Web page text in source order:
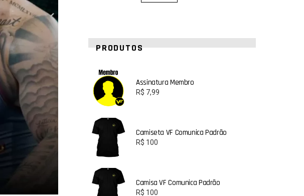
PRODUTOS
Assinatura Membro
R$ 7,99
Camiseta VF Comunica Padrão
R$ 100
Camisa VF Comunica Padrão
R$ 100